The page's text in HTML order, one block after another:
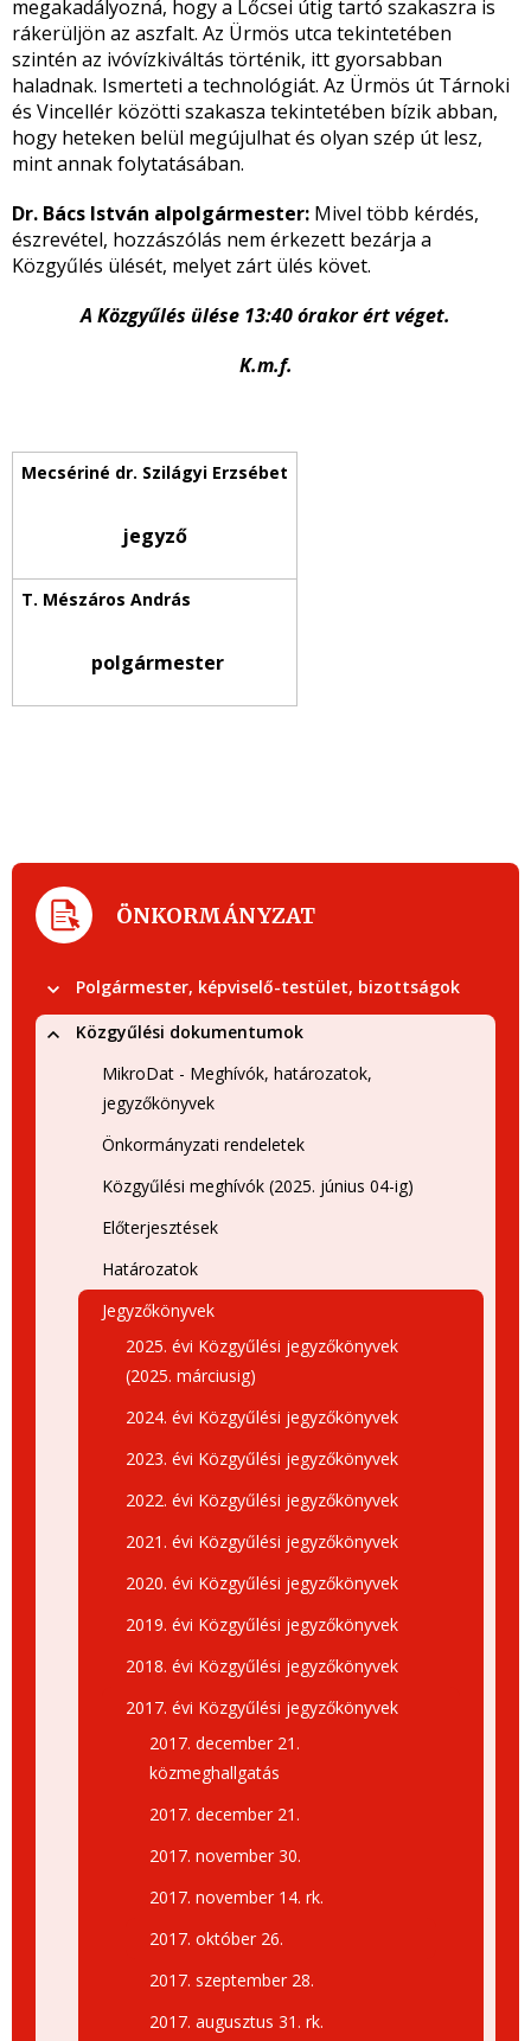
megakadályozná, hogy a Lőcsei útig tartó szakaszra is
rákerüljön az aszfalt. Az Ürmös utca tekintetében
szintén az ivóvízkiváltás történik, itt gyorsabban
haladnak. Ismerteti a technológiát. Az Ürmös út Tárnoki
és Vincellér közötti szakasza tekintetében bízik abban,
hogy heteken belül megújulhat és olyan szép út lesz,
mint annak folytatásában.
Dr. Bács István alpolgármester: Mivel több kérdés,
észrevétel, hozzászólás nem érkezett bezárja a
Közgyűlés ülését, melyet zárt ülés követ.
A Közgyűlés ülése 13:40 órakor ért véget.
K.m.f.
jegyző
polgármester
ÖNKORMÁNYZAT
Polgármester, képviselő-testület, bizottságok
Közgyűlési dokumentumok
MikroDat - Meghívók, határozatok,
jegyzőkönyvek
Önkormányzati rendeletek
Közgyűlési meghívók (2025. június 04-ig)
Előterjesztések
Határozatok
Jegyzőkönyvek
2025. évi Közgyűlési jegyzőkönyvek
(2025. márciusig)
2024. évi Közgyűlési jegyzőkönyvek
2023. évi Közgyűlési jegyzőkönyvek
2022. évi Közgyűlési jegyzőkönyvek
2021. évi Közgyűlési jegyzőkönyvek
2020. évi Közgyűlési jegyzőkönyvek
2019. évi Közgyűlési jegyzőkönyvek
2018. évi Közgyűlési jegyzőkönyvek
2017. évi Közgyűlési jegyzőkönyvek
2017. december 21.
közmeghallgatás
2017. december 21.
2017. november 30.
2017. november 14. rk.
2017. október 26.
2017. szeptember 28.
2017. augusztus 31. rk.